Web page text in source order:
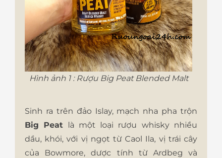
Hình ảnh 1 : Rượu Big Peat Blended Malt
Sinh ra trên đảo Islay, mạch nha pha trộn
Big Peat là một loại rượu whisky nhiều
dầu, khói, với vị ngọt từ Caol Ila, vị trái cây
của Bowmore, dược tính từ Ardbeg và